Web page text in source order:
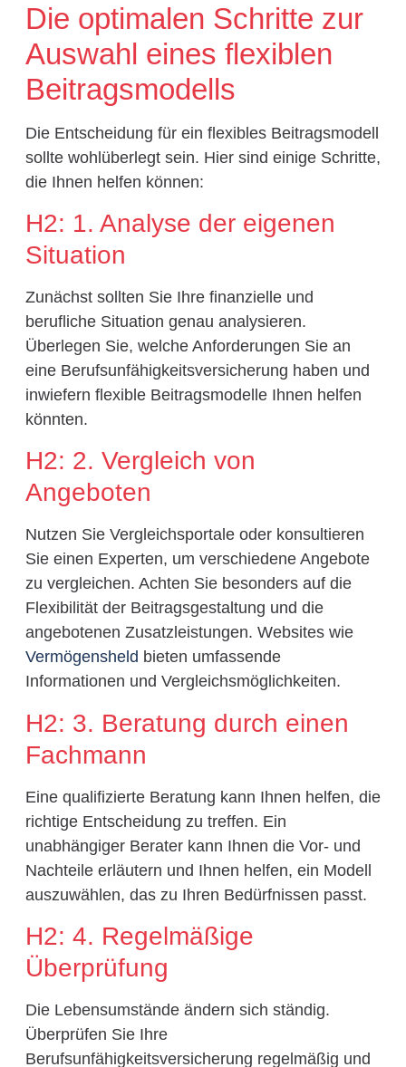
Die optimalen Schritte zur
Auswahl eines flexiblen
Beitragsmodells
Die Entscheidung für ein flexibles Beitragsmodell
sollte wohlüberlegt sein. Hier sind einige Schritte,
die Ihnen helfen können:
H2: 1. Analyse der eigenen
Situation
Zunächst sollten Sie Ihre finanzielle und
berufliche Situation genau analysieren.
Überlegen Sie, welche Anforderungen Sie an
eine Berufsunfähigkeitsversicherung haben und
inwiefern flexible Beitragsmodelle Ihnen helfen
könnten.
H2: 2. Vergleich von
Angeboten
Nutzen Sie Vergleichsportale oder konsultieren
Sie einen Experten, um verschiedene Angebote
zu vergleichen. Achten Sie besonders auf die
Flexibilität der Beitragsgestaltung und die
angebotenen Zusatzleistungen. Websites wie
Vermögensheld bieten umfassende
Informationen und Vergleichsmöglichkeiten.
H2: 3. Beratung durch einen
Fachmann
Eine qualifizierte Beratung kann Ihnen helfen, die
richtige Entscheidung zu treffen. Ein
unabhängiger Berater kann Ihnen die Vor- und
Nachteile erläutern und Ihnen helfen, ein Modell
auszuwählen, das zu Ihren Bedürfnissen passt.
H2: 4. Regelmäßige
Überprüfung
Die Lebensumstände ändern sich ständig.
Überprüfen Sie Ihre
Berufsunfähigkeitsversicherung regelmäßig und